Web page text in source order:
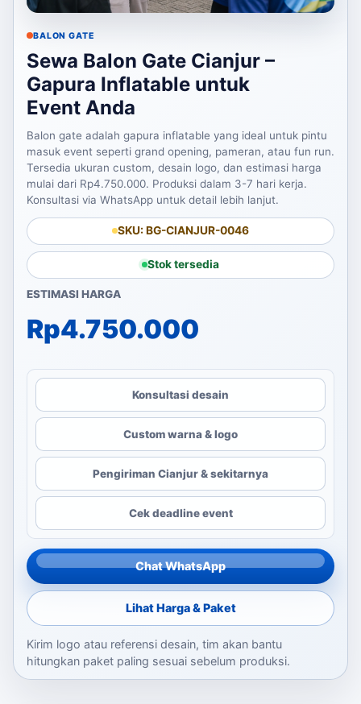
BALON GATE
Sewa Balon Gate Cianjur –
Gapura Inflatable untuk
Event Anda
Balon gate adalah gapura inflatable yang ideal untuk pintu
masuk event seperti grand opening, pameran, atau fun run.
Tersedia ukuran custom, desain logo, dan estimasi harga
mulai dari Rp4.750.000. Produksi dalam 3-7 hari kerja.
Konsultasi via WhatsApp untuk detail lebih lanjut.
SKU: BG-CIANJUR-0046
Stok tersedia
ESTIMASI HARGA
Rp4.750.000
Konsultasi desain
Custom warna & logo
Pengiriman Cianjur & sekitarnya
Cek deadline event
Chat WhatsApp
Lihat Harga & Paket
Kirim logo atau referensi desain, tim akan bantu
hitungkan paket paling sesuai sebelum produksi.